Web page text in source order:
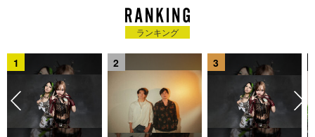
は「雑味 feat. George Clinton」をリリース。2025年、ミニア
ルバム『END RE』をリリースし全国9箇所約3万人を動員する
また、世界的IPである「パックマン」やNetflixシリーズ「スト
レンジャー・シングス 未知の世界」とのファッションコラボア
イテムをプロデュースしている。
2026年、全国6都市を回るツアー「NEW CHAPTER」でリリー
ス前のアルバム『new chapter purple』から未発表の新曲を多
数披露し、すでにアルバムへの期待が高まっている。
ランキング
1 2 3